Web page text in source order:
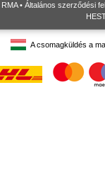
RMA• Általános szerződési
A csomagküldés a